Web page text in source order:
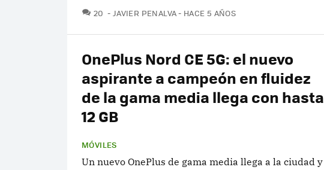
20 COMENTARIOS
JAVIER PENALVA HACE 5 AÑOS
OnePlus Nord CE 5G: el nuevo
aspirante a campeón en fluidez
de la gama media llega con hasta
12 GB
MÓVILES
Un nuevo OnePlus de gama media llega a la ciudad y